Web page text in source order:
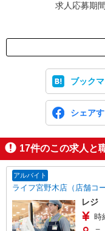
求人応募期
ブック
シェア
17件のこの求人と
アルバイト
ライフ宮野木店（店舗コー
レジ
時